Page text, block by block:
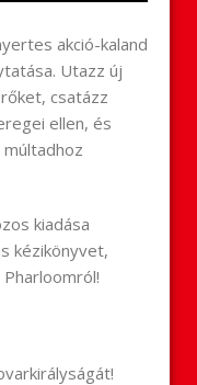
akció-kaland
Utazz új
csatázz
ellen, és
kiadása
kézikönyvet,